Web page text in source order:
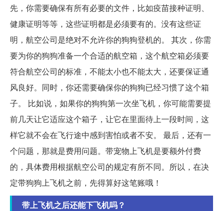
先，你需要确保有所有必要的文件，比如疫苗接种证明、
健康证明等等，这些证明都是必须要有的。没有这些证
明，航空公司是绝对不允许你的狗狗登机的。 其次，你需
要为你的狗狗准备一个合适的航空箱，这个航空箱必须要
符合航空公司的标准，不能太小也不能太大，还要保证通
风良好。同时，你还需要确保你的狗狗已经习惯了这个箱
子。 比如说，如果你的狗狗第一次坐飞机，你可能需要提
前几天让它适应这个箱子，让它在里面待上一段时间，这
样它就不会在飞行途中感到害怕或者不安。 最后，还有一
个问题，那就是费用问题。带宠物上飞机是要额外付费
的，具体费用根据航空公司的规定有所不同。所以，在决
定带狗狗上飞机之前，先得算好这笔账哦！
带上飞机之后还能下飞机吗？